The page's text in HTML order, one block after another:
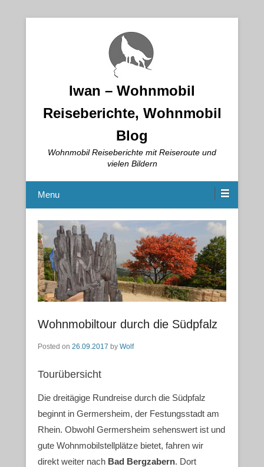
Iwan – Wohnmobil
Reiseberichte, Wohnmobil
Blog
Wohnmobil Reiseberichte mit Reiseroute und
vielen Bildern
Menu
Wohnmobiltour durch die Südpfalz
Posted on 26.09.2017 by Wolf
Tourübersicht
Die dreitägige Rundreise durch die Südpfalz
beginnt in Germersheim, der Festungsstadt am
Rhein. Obwohl Germersheim sehenswert ist und
gute Wohnmobilstellplätze bietet, fahren wir
direkt weiter nach Bad Bergzabern. Dort